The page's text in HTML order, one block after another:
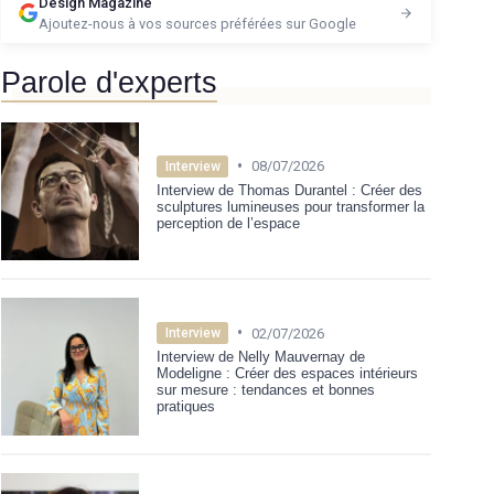
Ajoutez-nous à vos sources préférées sur Google
Parole d'experts
Interview • 08/07/2026
Interview de Thomas Durantel : Créer des
sculptures lumineuses pour transformer la
perception de l’espace
Interview • 02/07/2026
Interview de Nelly Mauvernay de
Modeligne : Créer des espaces intérieurs
sur mesure : tendances et bonnes
pratiques